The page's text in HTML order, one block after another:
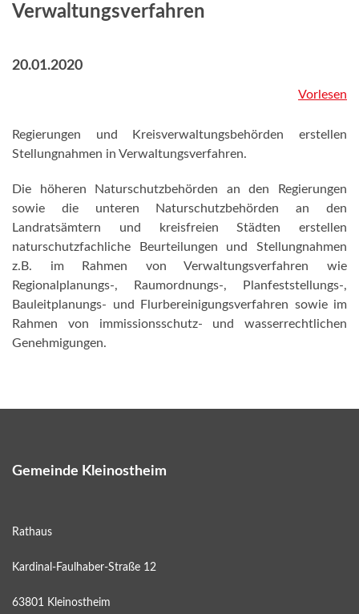
Verwaltungsverfahren
20.01.2020
Vorlesen
Regierungen und Kreisverwaltungsbehörden erstellen
Stellungnahmen in Verwaltungsverfahren.
Die höheren Naturschutzbehörden an den Regierungen
sowie die unteren Naturschutzbehörden an den
Landratsämtern und kreisfreien Städten erstellen
naturschutzfachliche Beurteilungen und Stellungnahmen
z.B. im Rahmen von Verwaltungsverfahren wie
Regionalplanungs-, Raumordnungs-, Planfeststellungs-,
Bauleitplanungs- und Flurbereinigungsverfahren sowie im
Rahmen von immissionsschutz- und wasserrechtlichen
Genehmigungen.
Gemeinde Kleinostheim
Rathaus
Kardinal-Faulhaber-Straße 12
63801 Kleinostheim